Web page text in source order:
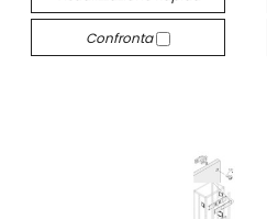
Confronta